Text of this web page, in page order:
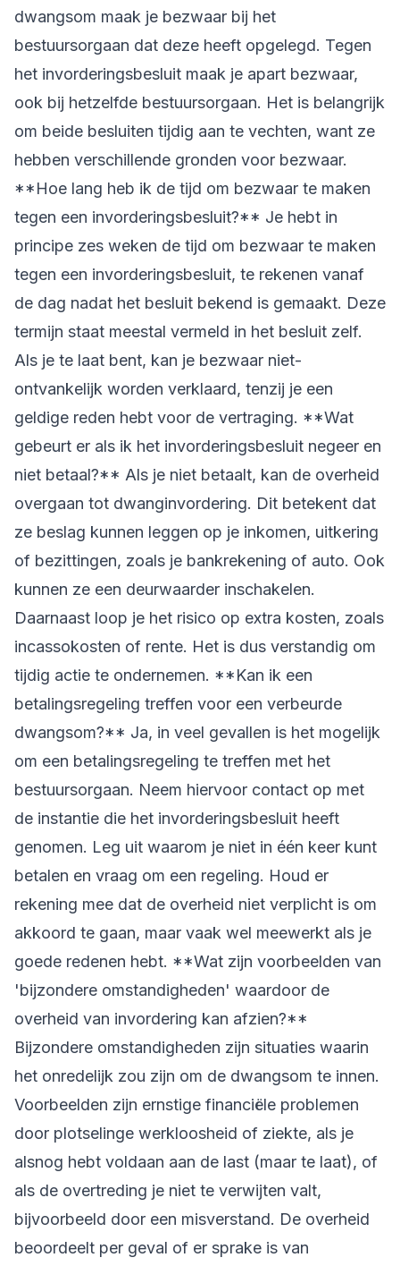
dwangsom maak je bezwaar bij het
bestuursorgaan dat deze heeft opgelegd. Tegen
het invorderingsbesluit maak je apart bezwaar,
ook bij hetzelfde bestuursorgaan. Het is belangrijk
om beide besluiten tijdig aan te vechten, want ze
hebben verschillende gronden voor bezwaar.
**Hoe lang heb ik de tijd om bezwaar te maken
tegen een invorderingsbesluit?** Je hebt in
principe zes weken de tijd om bezwaar te maken
tegen een invorderingsbesluit, te rekenen vanaf
de dag nadat het besluit bekend is gemaakt. Deze
termijn staat meestal vermeld in het besluit zelf.
Als je te laat bent, kan je bezwaar niet-
ontvankelijk worden verklaard, tenzij je een
geldige reden hebt voor de vertraging. **Wat
gebeurt er als ik het invorderingsbesluit negeer en
niet betaal?** Als je niet betaalt, kan de overheid
overgaan tot dwanginvordering. Dit betekent dat
ze beslag kunnen leggen op je inkomen, uitkering
of bezittingen, zoals je bankrekening of auto. Ook
kunnen ze een deurwaarder inschakelen.
Daarnaast loop je het risico op extra kosten, zoals
incassokosten of rente. Het is dus verstandig om
tijdig actie te ondernemen. **Kan ik een
betalingsregeling treffen voor een verbeurde
dwangsom?** Ja, in veel gevallen is het mogelijk
om een betalingsregeling te treffen met het
bestuursorgaan. Neem hiervoor contact op met
de instantie die het invorderingsbesluit heeft
genomen. Leg uit waarom je niet in één keer kunt
betalen en vraag om een regeling. Houd er
rekening mee dat de overheid niet verplicht is om
akkoord te gaan, maar vaak wel meewerkt als je
goede redenen hebt. **Wat zijn voorbeelden van
'bijzondere omstandigheden' waardoor de
overheid van invordering kan afzien?**
Bijzondere omstandigheden zijn situaties waarin
het onredelijk zou zijn om de dwangsom te innen.
Voorbeelden zijn ernstige financiële problemen
door plotselinge werkloosheid of ziekte, als je
alsnog hebt voldaan aan de last (maar te laat), of
als de overtreding je niet te verwijten valt,
bijvoorbeeld door een misverstand. De overheid
beoordeelt per geval of er sprake is van